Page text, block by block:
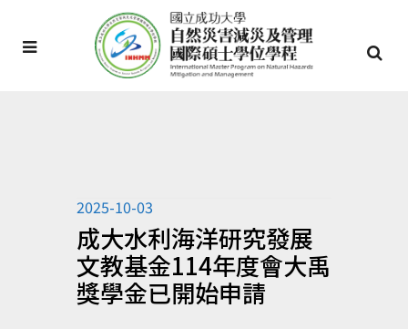
2025-10-03
成大水利海洋研究發展
文教基金114年度會大禹
獎學金已開始申請